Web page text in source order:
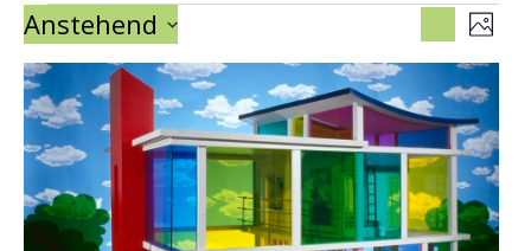
Veranstaltungen
Suche
und
SucheFoto
Anstehend
Datum auswählen.
List
of
Veranstaltungen
in
Photo
View